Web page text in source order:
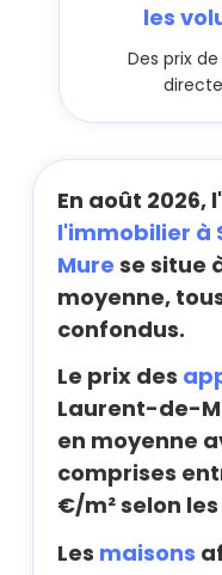
les
Des prix
En août
l'immobilier
Mure se situe
moyenne,
confondus.
Le prix des
Laurent-de-
en moyenne
comprises
€/m² selon
Les maisons